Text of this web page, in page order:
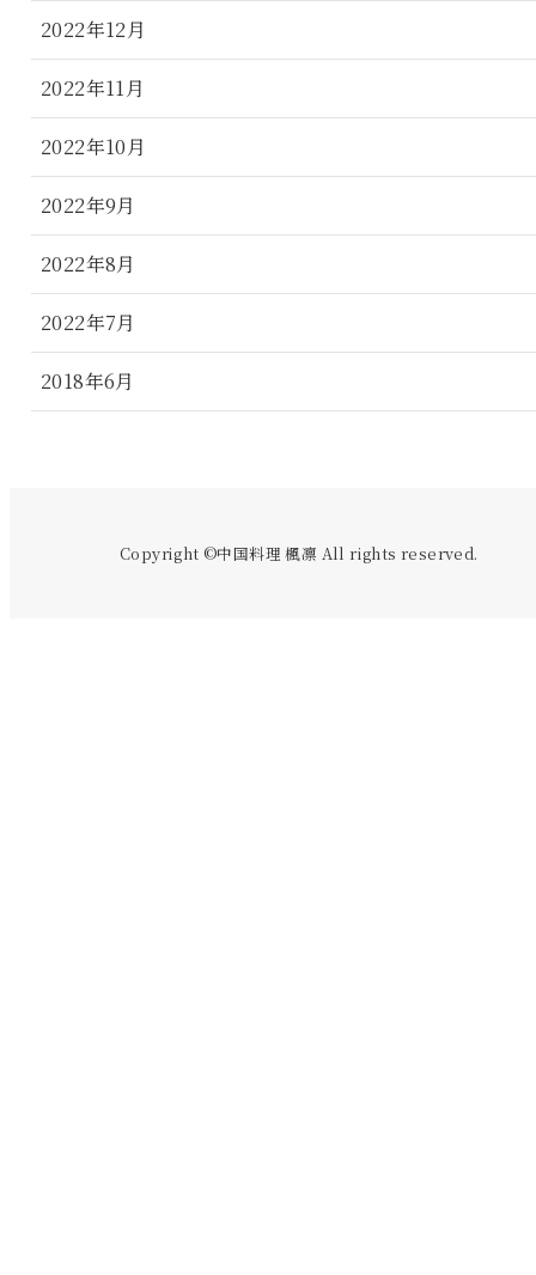
2022年12月
2022年11月
2022年10月
2022年9月
2022年8月
2022年7月
2018年6月
Copyright ©中国料理 楓凛 All rights reserved.